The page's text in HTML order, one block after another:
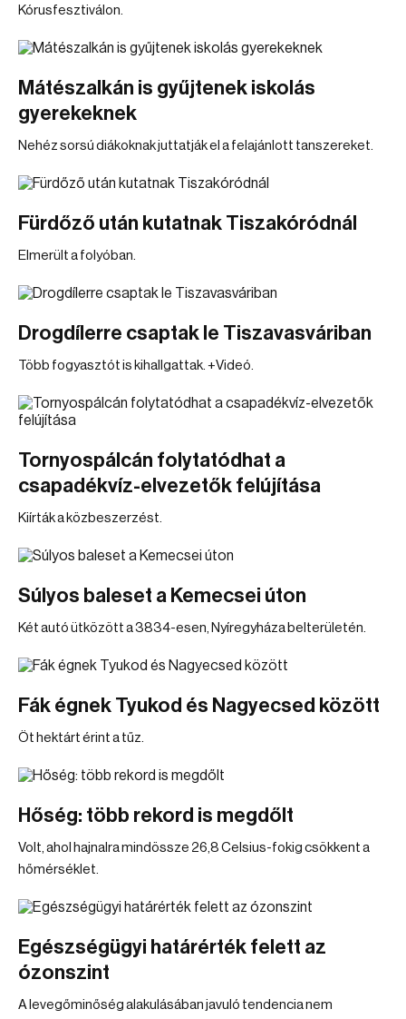
Kórusfesztiválon.
Mátészalkán is gyűjtenek iskolás
gyerekeknek
Nehéz sorsú diákoknak juttatják el a felajánlott tanszereket.
Fürdőző után kutatnak Tiszakóródnál
Elmerült a folyóban.
Drogdílerre csaptak le Tiszavasváriban
Több fogyasztót is kihallgattak. +Videó.
Tornyospálcán folytatódhat a
csapadékvíz-elvezetők felújítása
Kiírták a közbeszerzést.
Súlyos baleset a Kemecsei úton
Két autó ütközött a 3834-esen, Nyíregyháza belterületén.
Fák égnek Tyukod és Nagyecsed között
Öt hektárt érint a tűz.
Hőség: több rekord is megdőlt
Volt, ahol hajnalra mindössze 26,8 Celsius-fokig csökkent a
hőmérséklet.
Egészségügyi határérték felett az
ózonszint
A levegőminőség alakulásában javuló tendencia nem